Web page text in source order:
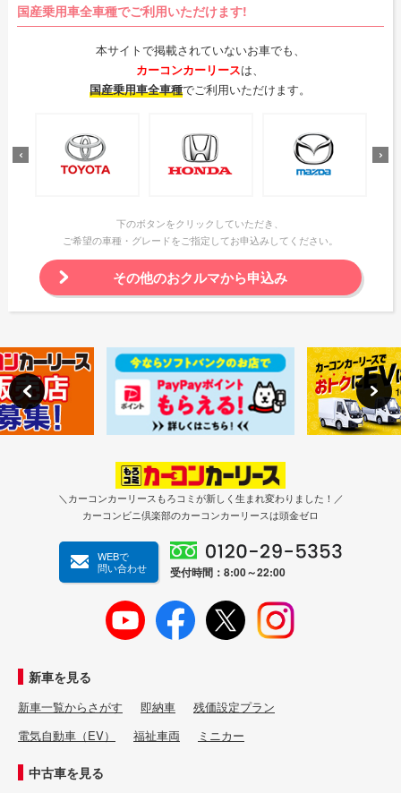
国産乗用車全車種でご利用いただけます!
本サイトで掲載されていないお車でも、
カーコンカーリースは、
国産乗用車全車種でご利用いただけます。
下のボタンをクリックしていただき、
ご希望の車種・グレードをご指定してお申込みしてください。
その他のおクルマから申込み
＼カーコンカーリースもろコミが新しく生まれ変わりました！／
カーコンビニ倶楽部のカーコンカーリースは頭金ゼロ
WEBで
問い合わせ
受付時間：8:00～22:00
新車を見る
新車一覧からさがす 即納車
残価設定プラン
電気自動車（EV）
福祉車両 ミニカー
中古車を見る